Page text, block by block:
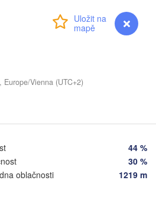
myVentusky Předpověď
Vienna (UTC+2)
44 %
30 %
oblačnosti
1219 m